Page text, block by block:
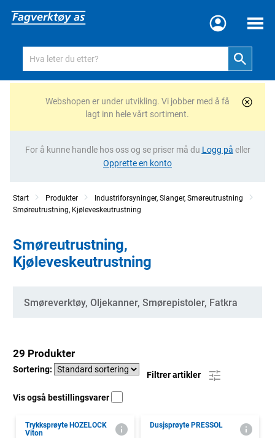
Meny
Webshopen er under utvikling. Vi jobber med å få
lagt inn hele vårt sortiment.
For å kunne handle hos oss og se priser må du Logg på eller
Opprette en konto
Start Produkter
Industriforsyninger, Slanger, Smøreutrustning
Smøreutrustning, Kjøleveskeutrustning
Smøreutrustning,
Kjøleveskeutrustning
Kategorier
Smøreverktøy, Oljekanner, Smørepistoler, Fatkra
29 Produkter
Sortering:
Filtrer artikler
Vis også bestillingsvarer
Trykksprøyte HOZELOCK
Viton
Dusjsprøyte PRESSOL